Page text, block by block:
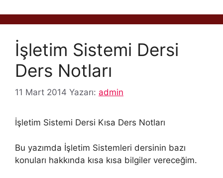
İşletim Sistemi Dersi
Ders Notları
11 Mart 2014 Yazarı: admin
İşletim Sistemi Dersi Kısa Ders Notları
Bu yazımda İşletim Sistemleri dersinin bazı
konuları hakkında kısa kısa bilgiler vereceğim.